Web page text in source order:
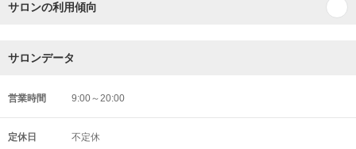
サロンの利用傾向
サロンデータ
営業時間 9:00～20:00
定休日 不定休